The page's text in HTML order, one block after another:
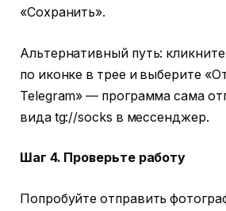
«Сохранить».
Альтернативный путь:
по иконке в трее и выберите
Telegram» — программа сама
вида tg://socks в мессенджер.
Шаг 4. Проверьте работу
Попробуйте отправить